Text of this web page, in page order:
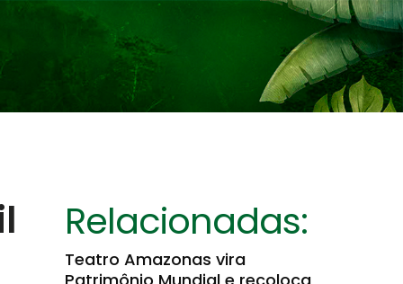
Relacionadas:
Teatro Amazonas vira